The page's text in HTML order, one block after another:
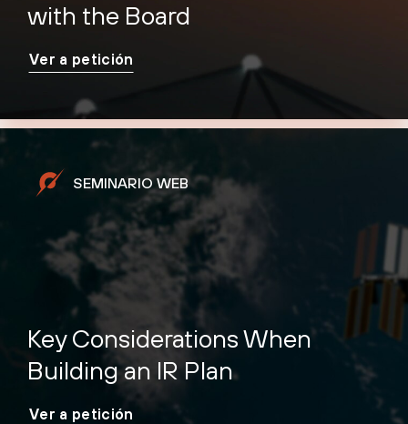
with the Board
Ver a petición
SEMINARIO WEB
Key Considerations When
Building an IR Plan
Ver a petición